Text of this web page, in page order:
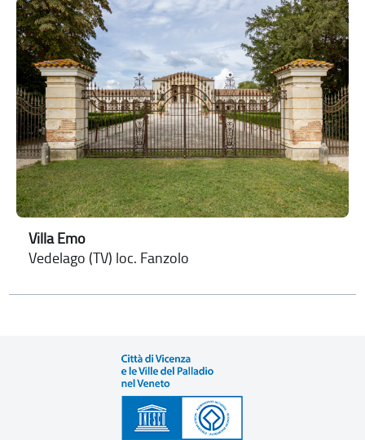
Villa Emo
Vedelago (TV) loc. Fanzolo